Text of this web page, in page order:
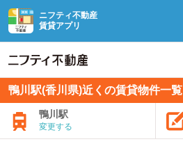
ニフティ不動産
賃貸アプリ
鴨川駅(香川県)近くの賃貸物件一覧
鴨川駅
変更する